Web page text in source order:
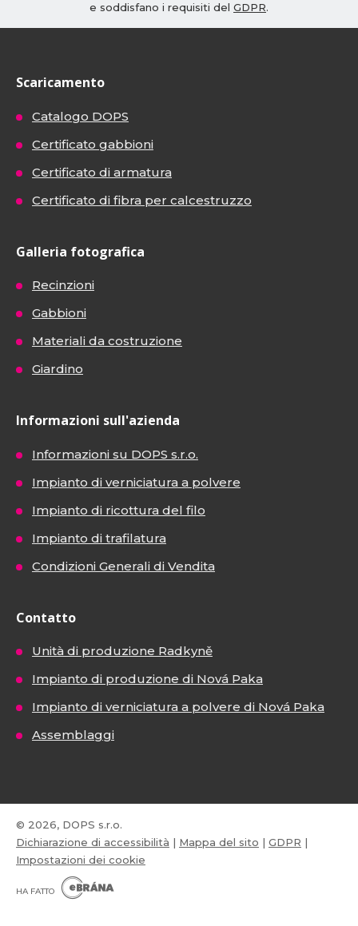
e soddisfano i requisiti del GDPR.
Scaricamento
Catalogo DOPS
Certificato gabbioni
Certificato di armatura
Certificato di fibra per calcestruzzo
Galleria fotografica
Recinzioni
Gabbioni
Materiali da costruzione
Giardino
Informazioni sull'azienda
Informazioni su DOPS s.r.o.
Impianto di verniciatura a polvere
Impianto di ricottura del filo
Impianto di trafilatura
Condizioni Generali di Vendita
Contatto
Unità di produzione Radkyně
Impianto di produzione di Nová Paka
Impianto di verniciatura a polvere di Nová Paka
Assemblaggi
© 2026, DOPS s.r.o.
Dichiarazione di accessibilità | Mappa del sito | GDPR |
Impostazioni dei cookie
HA FATTO
B